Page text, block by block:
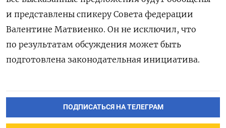
и представлены спикеру Совета федерации
Валентине Матвиенко. Он не исключил, что
по результатам обсуждения может быть
подготовлена законодательная инициатива.
ПОДПИСАТЬСЯ НА ТЕЛЕГРАМ